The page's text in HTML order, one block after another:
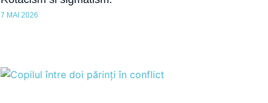
7 MAI 2026